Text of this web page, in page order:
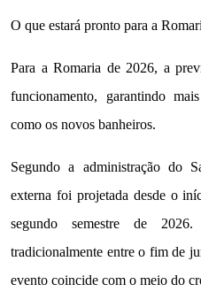
O que estará pronto para a
Para a Romaria de 2026, a
funcionamento, garantindo
como os novos banheiros.
Segundo a administração do
externa foi projetada desde o
segundo semestre de
tradicionalmente entre o fim de
evento coincide com o meio do